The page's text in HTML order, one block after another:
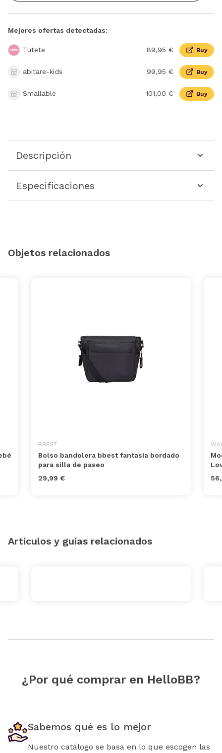
Mejores ofertas detectadas:
Tutete 89,95 € Buy
abitare-kids 99,95 € Buy
Smallable 101,00 € Buy
Descripción
Especificaciones
Objetos relacionados
BBEST
Bolso bandolera bbest fantasía bordado
para silla de paseo
29,99 €
Artículos y guías relacionados
¿Por qué comprar en HelloBB?
Sabemos qué es lo mejor
Nuestro catálogo se basa en lo que escogen las